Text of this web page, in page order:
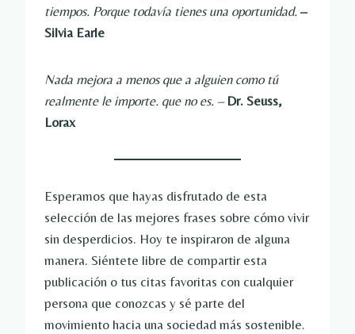
tiempos. Porque todavía tienes una oportunidad. –
Silvia Earle
Nada mejora a menos que a alguien como tú
realmente le importe. que no es. – Dr. Seuss,
Lorax
Esperamos que hayas disfrutado de esta
selección de las mejores frases sobre cómo vivir
sin desperdicios. Hoy te inspiraron de alguna
manera. Siéntete libre de compartir esta
publicación o tus citas favoritas con cualquier
persona que conozcas y sé parte del
movimiento hacia una sociedad más sostenible.